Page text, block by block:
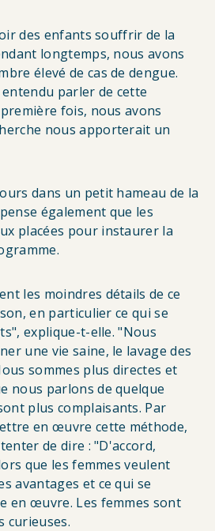
des enfants souffrir de la
longtemps, nous avons
élevé de cas de dengue.
parler de cette
fois, nous avons
nous apporterait un
dans un petit hameau de la
également que les
placées pour instaurer la
les moindres détails de ce
en particulier ce qui se
explique-t-elle. "Nous
une vie saine, le lavage des
sommes plus directes et
nous parlons de quelque
plus complaisants. Par
en œuvre cette méthode,
de dire : "D'accord,
que les femmes veulent
avantages et ce qui se
en œuvre. Les femmes sont
curieuses.